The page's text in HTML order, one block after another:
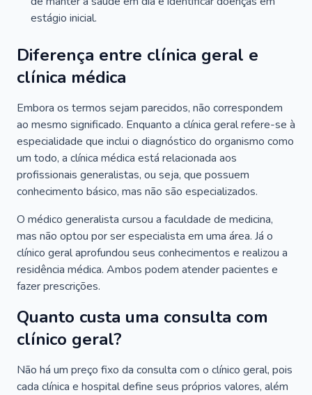
estágio inicial.
Diferença entre clínica geral e
clínica médica
Embora os termos sejam parecidos, não correspondem
ao mesmo significado. Enquanto a clínica geral refere-se à
especialidade que inclui o diagnóstico do organismo como
um todo, a clínica médica está relacionada aos
profissionais generalistas, ou seja, que possuem
conhecimento básico, mas não são especializados.
O médico generalista cursou a faculdade de medicina,
mas não optou por ser especialista em uma área. Já o
clínico geral aprofundou seus conhecimentos e realizou a
residência médica. Ambos podem atender pacientes e
fazer prescrições.
Quanto custa uma consulta com
clínico geral?
Não há um preço fixo da consulta com o clínico geral, pois
cada clínica e hospital define seus próprios valores, além